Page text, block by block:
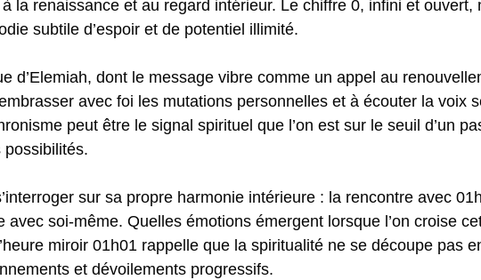
la renaissance et au regard intérieur. Le chiffre 0, infini et ouvert,
subtile d’espoir et de potentiel illimité.
d’Elemiah, dont le message vibre comme un appel au
avec foi les mutations personnelles et à écouter la voix
peut être le signal spirituel que l’on est sur le seuil d’un
possibilités.
sur sa propre harmonie intérieure : la rencontre avec
soi-même. Quelles émotions émergent lorsque l’on croise
miroir 01h01 rappelle que la spiritualité ne se découpe pas
et dévoilements progressifs.